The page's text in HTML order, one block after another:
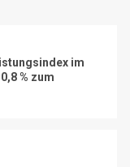
im
% zum